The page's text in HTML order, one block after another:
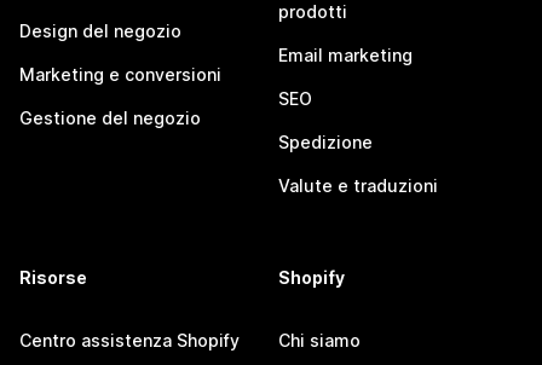
Design del negozio
Marketing e conversioni
Gestione del negozio
prodotti
Email marketing
SEO
Spedizione
Valute e traduzioni
Risorse
Centro assistenza Shopify
Shopify
Chi siamo